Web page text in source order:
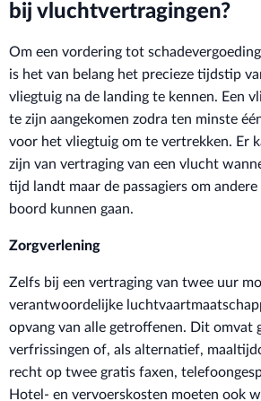
bij vluchtvertragingen?
Om een vordering tot
is het van belang het precieze tijdstip
vliegtuig na de landing te kennen. Een
te zijn aangekomen zodra ten minste
voor het vliegtuig om te vertrekken. Er
zijn van vertraging van een vlucht
tijd landt maar de passagiers om
boord kunnen gaan.
Zorgverlening
Zelfs bij een vertraging van twee uur
verantwoordelijke
opvang van alle getroffenen. Dit omvat
verfrissingen of, als alternatief,
recht op twee gratis faxen,
Hotel- en vervoerskosten moeten ook